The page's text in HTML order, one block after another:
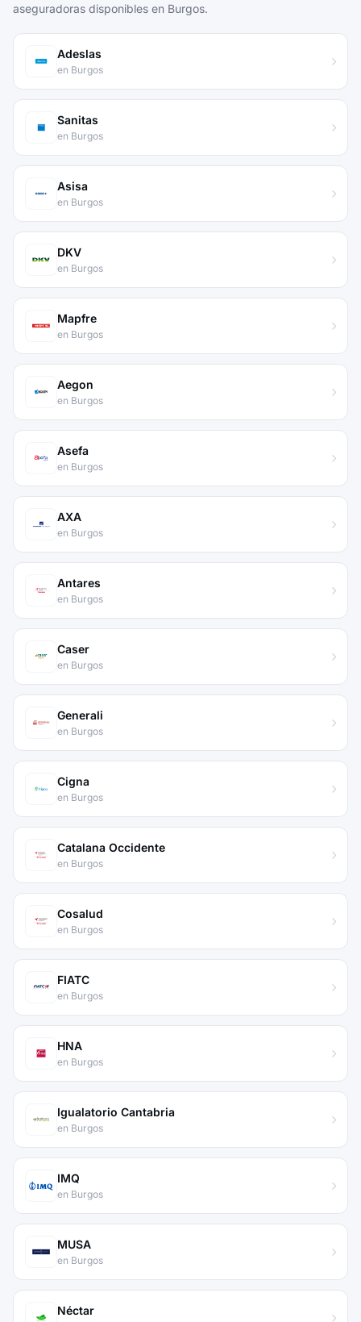
aseguradoras disponibles en Burgos.
Adeslas
en Burgos
Sanitas
en Burgos
Asisa
en Burgos
DKV
en Burgos
Mapfre
en Burgos
Aegon
en Burgos
Asefa
en Burgos
AXA
en Burgos
Antares
en Burgos
Caser
en Burgos
Generali
en Burgos
Cigna
en Burgos
Catalana Occidente
en Burgos
Cosalud
en Burgos
FIATC
en Burgos
HNA
en Burgos
Igualatorio Cantabria
en Burgos
IMQ
en Burgos
MUSA
en Burgos
Néctar